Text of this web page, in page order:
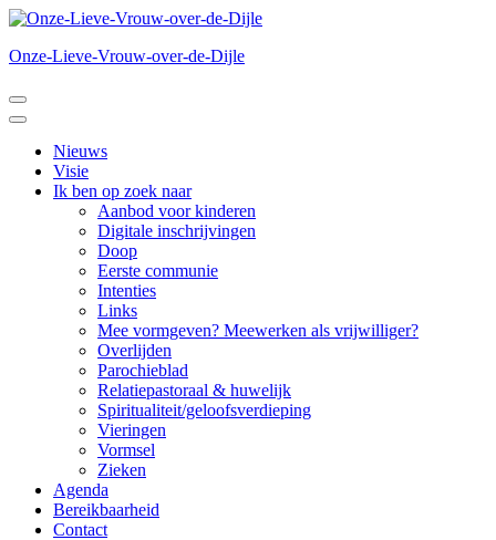
Ga
inhoud
op
Enter)
Onze-Lieve-Vrouw-over-de-Dijle
Nieuws
Visie
Ik ben op zoek naar
Aanbod voor kinderen
Digitale inschrijvingen
Doop
Eerste communie
Intenties
Links
Mee vormgeven? Meewerken als vrijwilliger?
Overlijden
Parochieblad
Relatiepastoraal & huwelijk
Spiritualiteit/geloofsverdieping
Vieringen
Vormsel
Zieken
Agenda
Bereikbaarheid
Contact